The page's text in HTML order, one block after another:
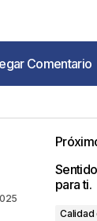
Comentario
Comentario
para ti.
Calidad